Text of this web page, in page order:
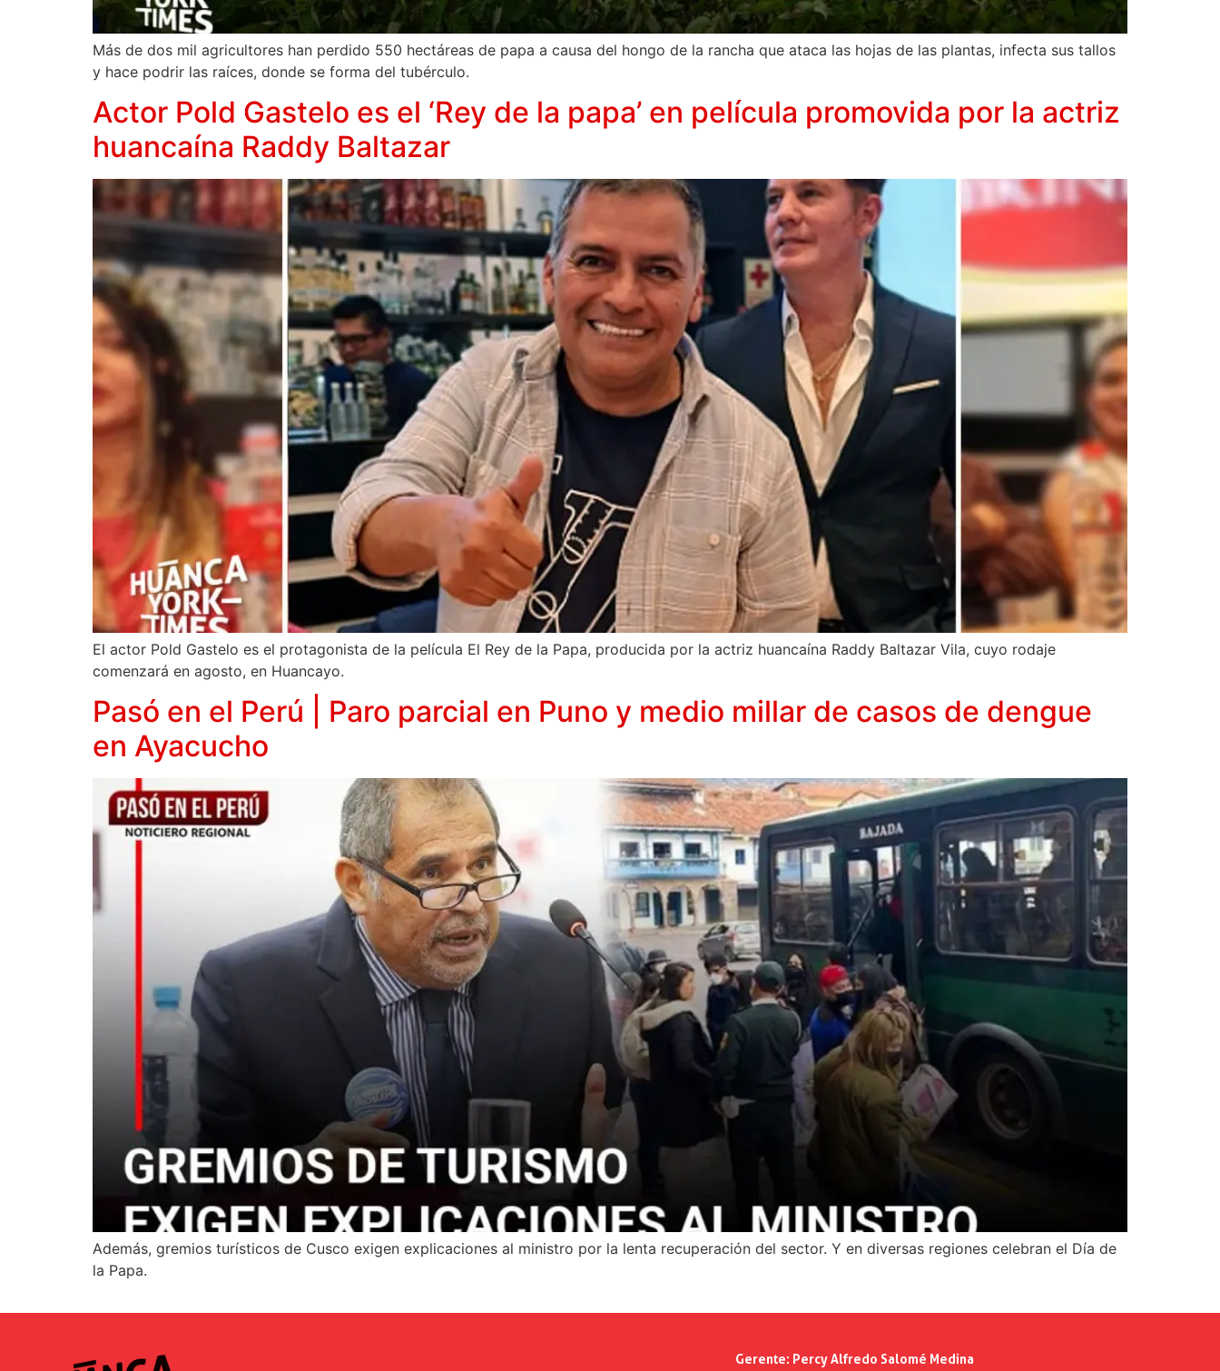
Más de dos mil agricultores han perdido 550 hectáreas de papa a causa del hongo de la rancha que ataca las hojas de las plantas, infecta sus tallos
y hace podrir las raíces, donde se forma del tubérculo.
Actor Pold Gastelo es el ‘Rey de la papa’ en película promovida por la actriz
huancaína Raddy Baltazar
El actor Pold Gastelo es el protagonista de la película El Rey de la Papa, producida por la actriz huancaína Raddy Baltazar Vila, cuyo rodaje
comenzará en agosto, en Huancayo.
Pasó en el Perú | Paro parcial en Puno y medio millar de casos de dengue
en Ayacucho
Además, gremios turísticos de Cusco exigen explicaciones al ministro por la lenta recuperación del sector. Y en diversas regiones celebran el Día de
la Papa.
Gerente: Percy Alfredo Salomé Medina